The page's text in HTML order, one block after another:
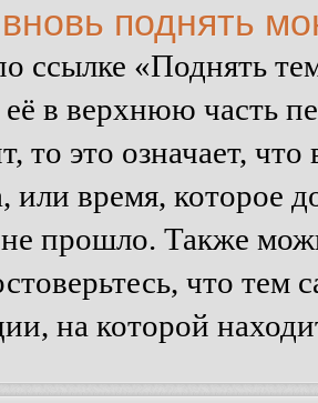
поднять
ссылке «Поднять
её в верхнюю часть
то это означает,
или время, которое
прошло. Также
что
на которой